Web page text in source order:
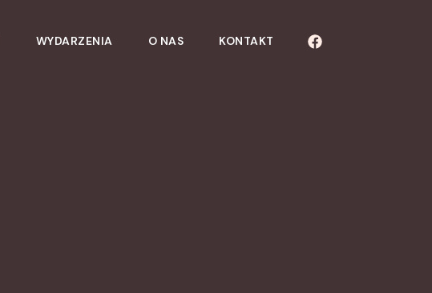
WYDARZENIA O NAS KONTAKT